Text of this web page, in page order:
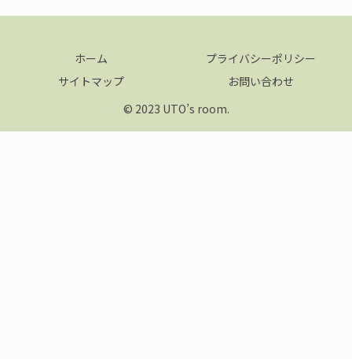
ホーム
プライバシーポリシー
サイトマップ
お問い合わせ
© 2023 UTO’s room.